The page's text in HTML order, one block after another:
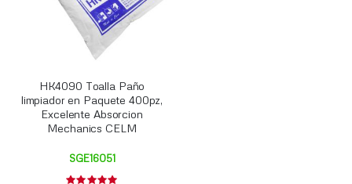
HK4090 Toalla Paño
limpiador en Paquete 400pz,
Excelente Absorcion
Mechanics CELM
SGE16051